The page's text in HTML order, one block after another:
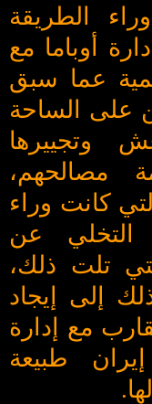
الطريقة
أوباما مع
عما سبق
على الساحة
وتجييرها
مصالحهم،
كانت وراء
التخلي عن
تلت ذلك،
إلى إيجاد
مع إدارة
طبيعة